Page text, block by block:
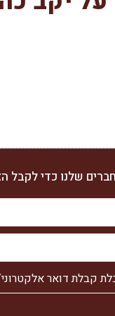
שלנו כדי לקבל
קבלת דואר